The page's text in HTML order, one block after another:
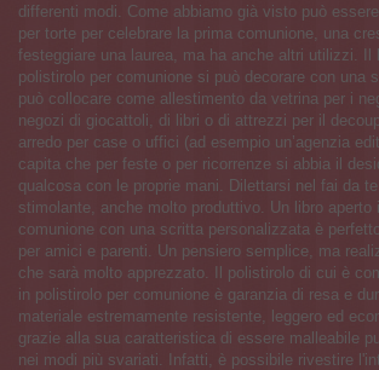
differenti modi. Come abbiamo già visto può
per torte per celebrare la prima comunione, una
festeggiare una laurea, ma ha anche altri utilizzi. Il
polistirolo per comunione si può decorare con una
può collocare come allestimento da vetrina per i
negozi di giocattoli, di libri o di attrezzi per il
arredo per case o uffici (ad esempio un’agenzia
capita che per feste o per ricorrenze si abbia il
qualcosa con le proprie mani. Dilettarsi nel fai da
stimolante, anche molto produttivo. Un libro aperto
comunione con una scritta personalizzata è
per amici e parenti. Un pensiero semplice, ma
che sarà molto apprezzato. Il polistirolo di cui è
in polistirolo per comunione è garanzia di resa e
materiale estremamente resistente, leggero ed
grazie alla sua caratteristica di essere malleabile
nei modi più svariati. Infatti, è possibile rivestire